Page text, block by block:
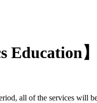
Education
all of the services will